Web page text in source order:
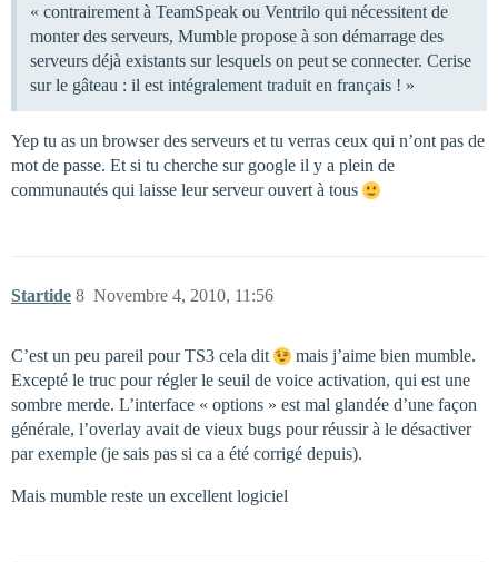
« contrairement à TeamSpeak ou Ventrilo qui nécessitent de
monter des serveurs, Mumble propose à son démarrage des
serveurs déjà existants sur lesquels on peut se connecter. Cerise
sur le gâteau : il est intégralement traduit en français ! »
Yep tu as un browser des serveurs et tu verras ceux qui n’ont pas de
mot de passe. Et si tu cherche sur google il y a plein de
communautés qui laisse leur serveur ouvert à tous
Startide Novembre 4, 2010, 11:56
8
C’est un peu pareil pour TS3 cela dit
mais j’aime bien mumble.
Excepté le truc pour régler le seuil de voice activation, qui est une
sombre merde. L’interface « options » est mal glandée d’une façon
générale, l’overlay avait de vieux bugs pour réussir à le désactiver
par exemple (je sais pas si ca a été corrigé depuis).
Mais mumble reste un excellent logiciel